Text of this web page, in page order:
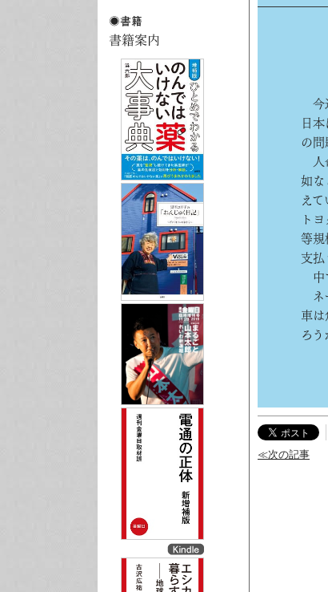
今
日
の問
人
如な
え
ト
等規
支払
中
ネ
車は
ろ
≪次の記事